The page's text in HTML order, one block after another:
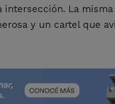
La
y un cartel que